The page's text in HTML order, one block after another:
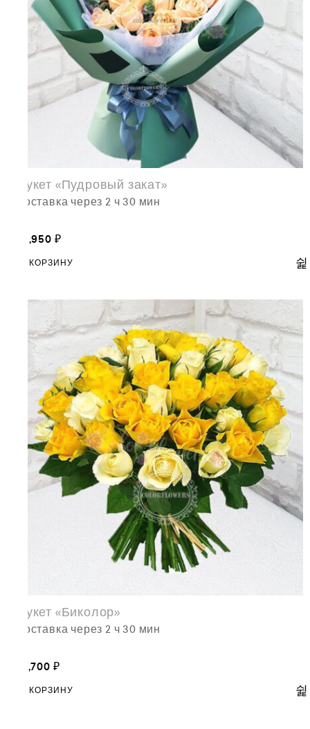
Букет «Пудровый закат»
доставка через 2 ч 30 мин
13,950 ₽
В КОРЗИНУ
Букет «Биколор»
доставка через 2 ч 30 мин
21,700 ₽
В КОРЗИНУ